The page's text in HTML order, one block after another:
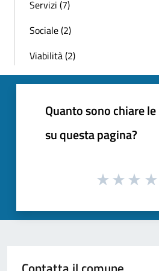
Servizi (7)
Sociale (2)
Viabilità (2)
Quanto sono chiare
su questa pagina?